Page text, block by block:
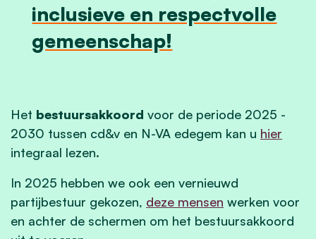
inclusieve en respectvolle
gemeenschap!
Het bestuursakkoord voor de periode 2025 -
2030 tussen cd&v en N-VA edegem kan u hier
integraal lezen.
In 2025 hebben we ook een vernieuwd
partijbestuur gekozen, deze mensen werken voor
en achter de schermen om het bestuursakkoord